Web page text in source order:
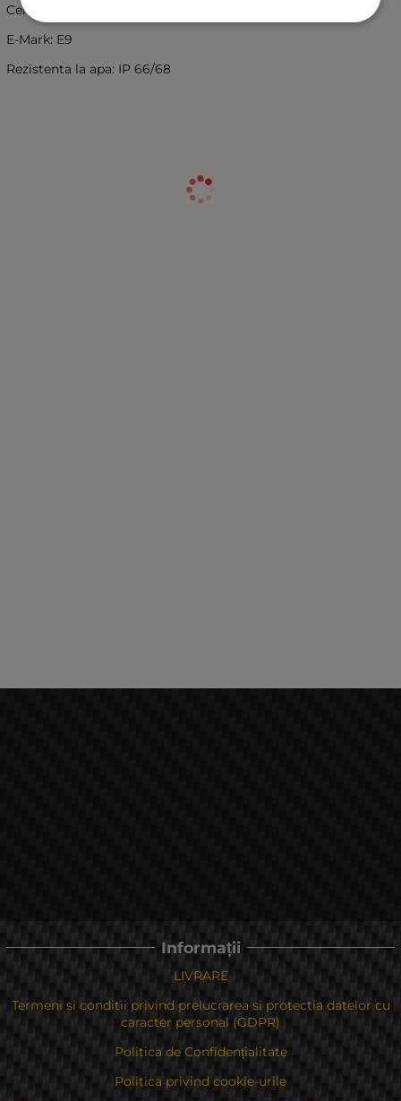
Certificat: ECE R7 R6, EMC R10, ROHS
E-Mark: E9
Rezistenta la apa: IP 66/68
Informații
LIVRARE
Termeni si conditii privind prelucrarea si protectia datelor cu
caracter personal (GDPR)
Politica de Confidențialitate
Politica privind cookie-urile